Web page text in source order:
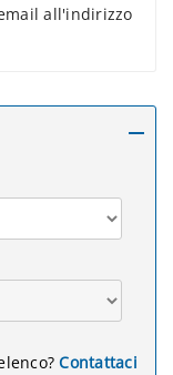
all'indirizzo
Contattaci